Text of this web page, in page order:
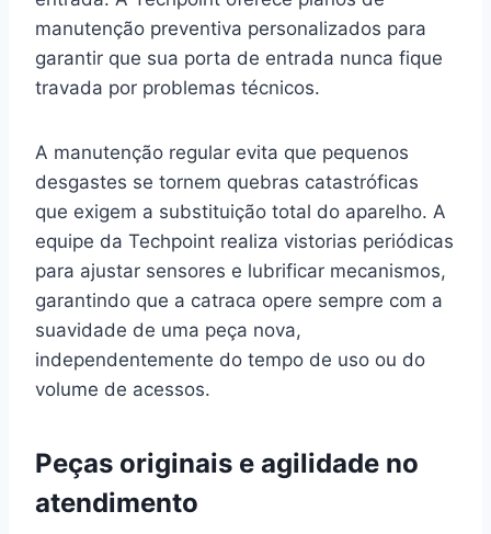
manutenção preventiva personalizados para
garantir que sua porta de entrada nunca fique
travada por problemas técnicos.
A manutenção regular evita que pequenos
desgastes se tornem quebras catastróficas
que exigem a substituição total do aparelho. A
equipe da Techpoint realiza vistorias periódicas
para ajustar sensores e lubrificar mecanismos,
garantindo que a catraca opere sempre com a
suavidade de uma peça nova,
independentemente do tempo de uso ou do
volume de acessos.
Peças originais e agilidade no
atendimento